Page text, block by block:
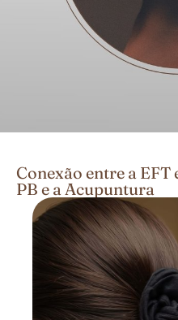
Conexão entre a EFT
PB e a Acupuntura